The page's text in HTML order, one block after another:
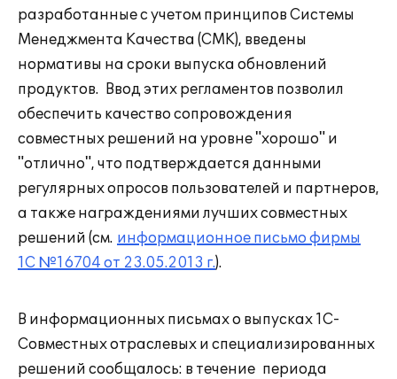
разработанные с учетом принципов Системы
Менеджмента Качества (СМК), введены
нормативы на сроки выпуска обновлений
продуктов. Ввод этих регламентов позволил
обеспечить качество сопровождения
совместных решений на уровне "хорошо" и
"отлично", что подтверждается данными
регулярных опросов пользователей и партнеров,
а также награждениями лучших совместных
решений (см. информационное письмо фирмы
1С №16704 от 23.05.2013 г.).
В информационных письмах о выпусках 1С-
Совместных отраслевых и специализированных
решений сообщалось: в течение периода